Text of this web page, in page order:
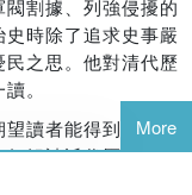
割據、列強侵擾的
時除了追求史事嚴
之思。他對清代歷
。
讀者能得到更好的
解讀近代歷史的觀
More